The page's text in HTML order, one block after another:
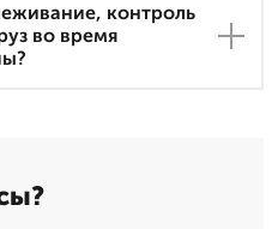
контроль
во время